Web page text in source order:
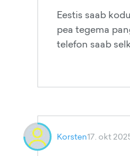
Eestis saab
pea tegema
telefon saab
Korsten17. okt